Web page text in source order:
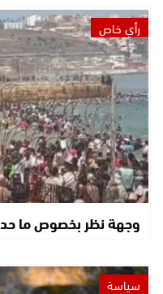
رأي خاص
وجهة نظر بخصوص ما
سياسة